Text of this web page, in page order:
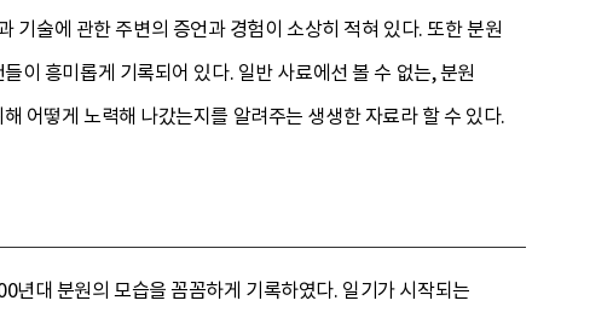
술에 관한 주변의 증언과 경험이 소상히 적혀 있다. 또한 분원
이 흥미롭게 기록되어 있다. 일반 사료에선 볼 수 없는, 분원
어떻게 노력해 나갔는지를 알려주는 생생한 자료라 할 수 있다.
대 분원의 모습을 꼼꼼하게 기록하였다. 일기가 시작되는